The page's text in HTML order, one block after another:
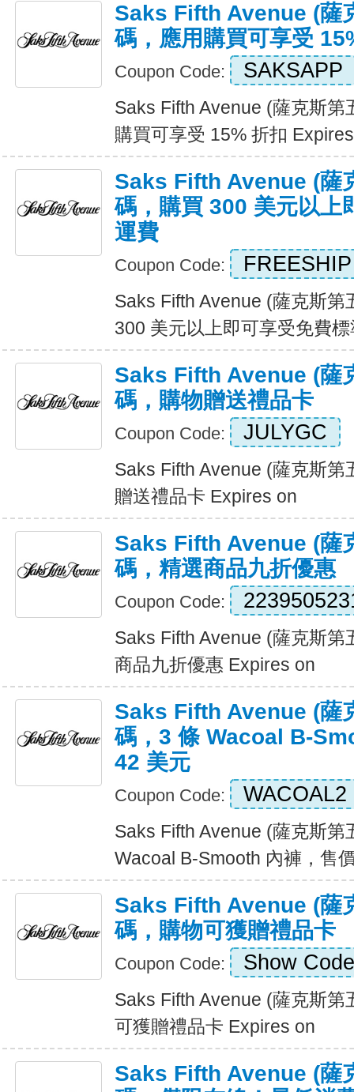
Saks Fifth Avenue (薩
碼，應用購買可享受
Coupon Code: SAKSAPP
Saks Fifth Avenue (薩克斯第
購買可享受 15% 折扣
Saks Fifth Avenue (薩
碼，購買 300 美元以上
運費
Coupon Code: FREESHIP
Saks Fifth Avenue (薩克斯第
300 美元以上即可享受免費
Saks Fifth Avenue (薩
碼，購物贈送禮品卡
Coupon Code: JULYGC
Saks Fifth Avenue (薩克斯第
贈送禮品卡 Expires on
Saks Fifth Avenue (薩
碼，精選商品九折優惠
Coupon Code:
Saks Fifth Avenue (薩克斯第
商品九折優惠 Expires on
Saks Fifth Avenue (薩
碼，3 條 Wacoal B-
42 美元
Coupon Code: WACOAL2
Saks Fifth Avenue (薩克斯第
Wacoal B-Smooth 內褲，售
Saks Fifth Avenue (薩
碼，購物可獲贈禮品卡
Coupon Code: Show Code
Saks Fifth Avenue (薩克斯第
可獲贈禮品卡 Expires on
Saks Fifth Avenue (薩